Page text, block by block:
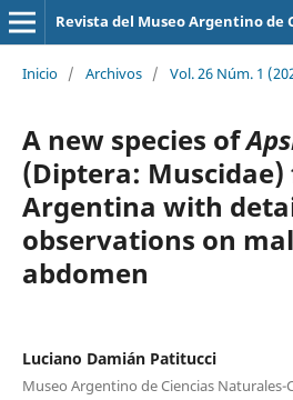
Revista del Museo Argentino de
Inicio / Archivos / Vol. 26 Núm. 1
A new species of
(Diptera:
Argentina with
observations on
abdomen
Luciano Damián Patitucci
Museo Argentino de Ciencias Naturales-